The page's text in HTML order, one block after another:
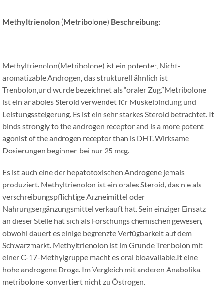
Methyltrienolon (Metribolone) Beschreibung:
Methyltrienolon(Metribolone) ist ein potenter, Nicht-
aromatizable Androgen, das strukturell ähnlich ist
Trenbolon,und wurde bezeichnet als “oraler Zug.”Metribolone
ist ein anaboles Steroid verwendet für Muskelbindung und
Leistungssteigerung. Es ist ein sehr starkes Steroid betrachtet. It
binds strongly to the androgen receptor and is a more potent
agonist of the androgen receptor than is DHT. Wirksame
Dosierungen beginnen bei nur 25 mcg.
Es ist auch eine der hepatotoxischen Androgene jemals
produziert. Methyltrienolon ist ein orales Steroid, das nie als
verschreibungspflichtige Arzneimittel oder
Nahrungsergänzungsmittel verkauft hat. Sein einziger Einsatz
an dieser Stelle hat sich als Forschungs chemischen gewesen,
obwohl dauert es einige begrenzte Verfügbarkeit auf dem
Schwarzmarkt. Methyltrienolon ist im Grunde Trenbolon mit
einer C-17-Methylgruppe macht es oral bioavailable.It eine
hohe androgene Droge. Im Vergleich mit anderen Anabolika,
metribolone konvertiert nicht zu Östrogen.